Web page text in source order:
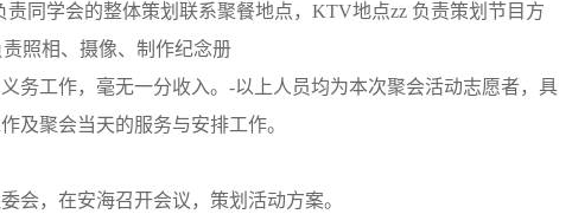
同学会的整体策划联系聚餐地点，KTV地点zz 负责策划节目方
照相、摄像、制作纪念册
工作，毫无一分收入。-以上人员均为本次聚会活动志愿者，具
及聚会当天的服务与安排工作。
，在安海召开会议，策划活动方案。